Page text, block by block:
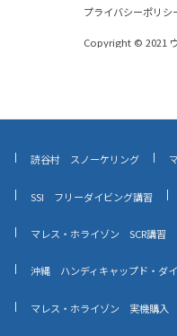
プライバシーポリシ
Copyright © 2021
読谷村 スノーケリング
SSI フリーダイビング講習
マレス・ホライゾン SCR講習
沖縄 ハンディキャップド・ダ
マレス・ホライゾン 実機購入